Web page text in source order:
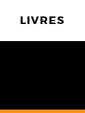
LIVRES